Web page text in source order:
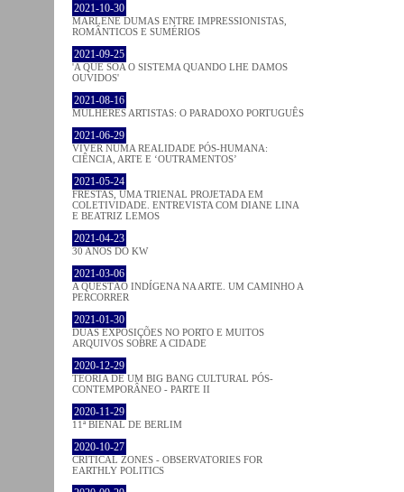
2021-10-30
MARLENE DUMAS ENTRE IMPRESSIONISTAS,
ROMÂNTICOS E SUMÉRIOS
2021-09-25
'A QUE SOA O SISTEMA QUANDO LHE DAMOS
OUVIDOS'
2021-08-16
MULHERES ARTISTAS: O PARADOXO PORTUGUÊS
2021-06-29
VIVER NUMA REALIDADE PÓS-HUMANA:
CIÊNCIA, ARTE E ‘OUTRAMENTOS’
2021-05-24
FRESTAS, UMA TRIENAL PROJETADA EM
COLETIVIDADE. ENTREVISTA COM DIANE LINA
E BEATRIZ LEMOS
2021-04-23
30 ANOS DO KW
2021-03-06
A QUESTÃO INDÍGENA NA ARTE. UM CAMINHO A
PERCORRER
2021-01-30
DUAS EXPOSIÇÕES NO PORTO E MUITOS
ARQUIVOS SOBRE A CIDADE
2020-12-29
TEORIA DE UM BIG BANG CULTURAL PÓS-
CONTEMPORÂNEO - PARTE II
2020-11-29
11ª BIENAL DE BERLIM
2020-10-27
CRITICAL ZONES - OBSERVATORIES FOR
EARTHLY POLITICS